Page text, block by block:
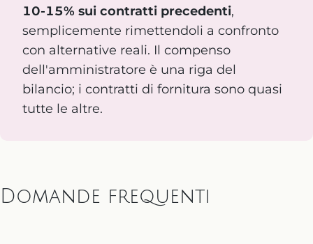
10-15% sui contratti precedenti,
semplicemente rimettendoli a confronto
con alternative reali. Il compenso
dell'amministratore è una riga del
bilancio; i contratti di fornitura sono quasi
tutte le altre.
Domande frequenti